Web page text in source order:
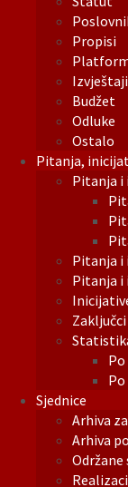
Propisi
Izvještaji
Budžet
Odluke
Ostalo
Pitanja,
Pitanja i
Pitanja i
Pitanja i
Po
Sjednice
Arhiva
Arhiva
Održane